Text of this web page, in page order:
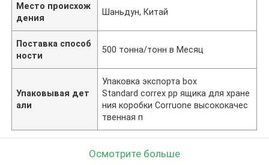
Место происхож
дения
Шаньдун, Китай
Поставка способ
ности
500 тонна/тонн в Месяц
Упаковывая дет
али
Упаковка экспорта box
Standard correx pp ящика для хране
ния коробки Corruone высококачес
твенная п
Осмотрите больше